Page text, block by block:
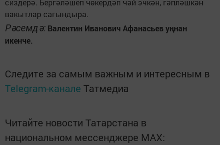
сиздерә. Бергәләшеп чөкердәп чәй эчкән, гәпләшкән
вакытлар сагындыра.
Рәсемдә: Валентин Иванович Афанасьев уңнан
икенче.
Следите за самым важным и интересным в
Telegram-канале Татмедиа
Читайте новости Татарстана в
национальном мессенджере MАХ: